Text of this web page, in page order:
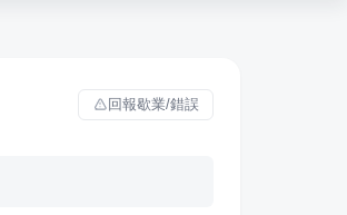
回報歇業/錯誤